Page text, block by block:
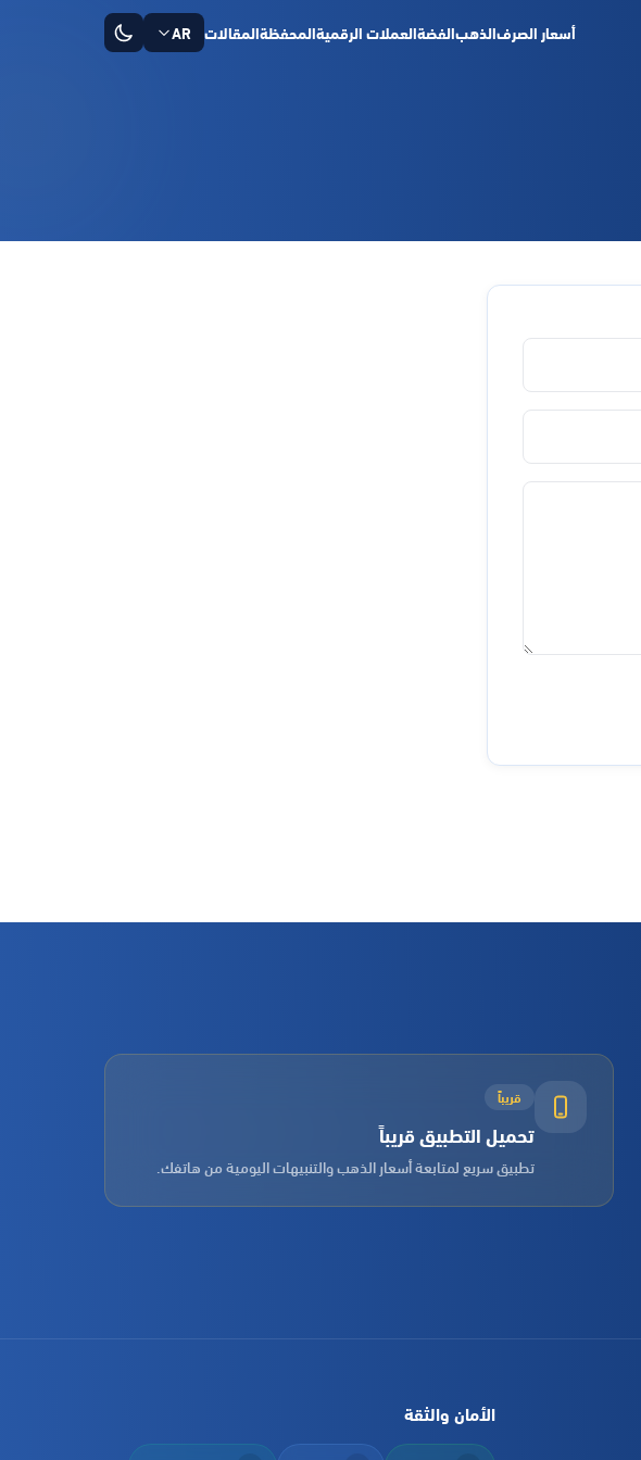
أسعار الصرفالذهبالفضةالعملات الرقميةالمحفظةالمقالات AR
قريباً
تحميل التطبيق قريباً
تطبيق سريع لمتابعة أسعار الذهب والتنبيهات اليومية من هاتفك.
الأمان والثقة